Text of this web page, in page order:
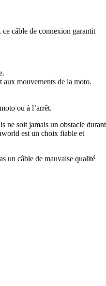
, ce câble de connexion garantit
aux mouvements de la moto.
ou à l’arrêt.
ne soit jamais un obstacle durant
est un choix fiable et
un câble de mauvaise qualité